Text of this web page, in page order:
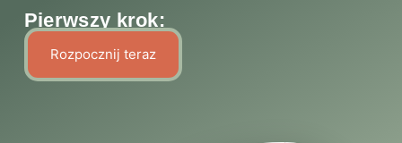
Pierwszy krok:
Rozpocznij teraz